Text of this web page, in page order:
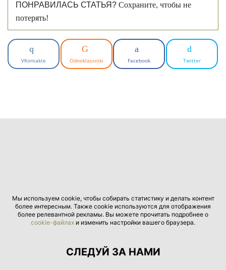
ПОНРАВИЛАСЬ СТАТЬЯ? Сохраните, чтобы не
потерять!
VKontakte Odnoklassniki Facebook Twitter
Мы используем cookie, чтобы собирать статистику и делать контент
более интересным. Также cookie используются для отображения
более релевантной рекламы. Вы можете прочитать подробнее о
cookie-файлах и изменить настройки вашего браузера.
СЛЕДУЙ ЗА НАМИ